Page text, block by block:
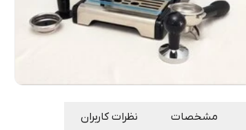
مشخصات نظرات کاربران